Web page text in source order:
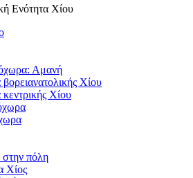
Ενότητα Χίου
Αμανή
Χίου
Χίου
πόλη
Χίος